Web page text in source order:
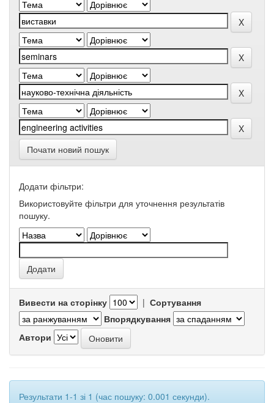
Почати новий пошук
Додати фільтри:
Використовуйте фільтри для уточнення результатів
пошуку.
Вивести на сторінку | Сортування
Впорядкування
Автори
Результати 1-1 зі 1 (час пошуку: 0.001 секунди).